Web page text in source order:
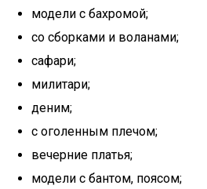
модели с бахромой;
со сборками и воланами;
сафари;
милитари;
деним;
с оголенным плечом;
вечерние платья;
модели с бантом, поясом;